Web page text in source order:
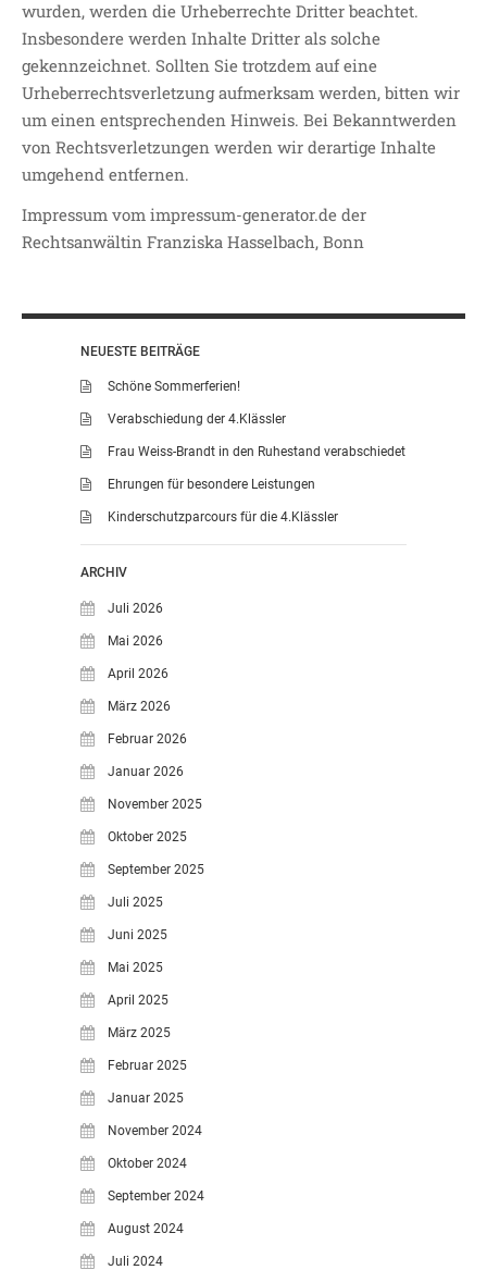
wurden, werden die Urheberrechte Dritter beachtet.
Insbesondere werden Inhalte Dritter als solche
gekennzeichnet. Sollten Sie trotzdem auf eine
Urheberrechtsverletzung aufmerksam werden, bitten wir
um einen entsprechenden Hinweis. Bei Bekanntwerden
von Rechtsverletzungen werden wir derartige Inhalte
umgehend entfernen.
Impressum vom impressum-generator.de der
Rechtsanwältin Franziska Hasselbach, Bonn
NEUESTE BEITRÄGE
Schöne Sommerferien!
Verabschiedung der 4.Klässler
Frau Weiss-Brandt in den Ruhestand verabschiedet
Ehrungen für besondere Leistungen
Kinderschutzparcours für die 4.Klässler
ARCHIV
Juli 2026
Mai 2026
April 2026
März 2026
Februar 2026
Januar 2026
November 2025
Oktober 2025
September 2025
Juli 2025
Juni 2025
Mai 2025
April 2025
März 2025
Februar 2025
Januar 2025
November 2024
Oktober 2024
September 2024
August 2024
Juli 2024